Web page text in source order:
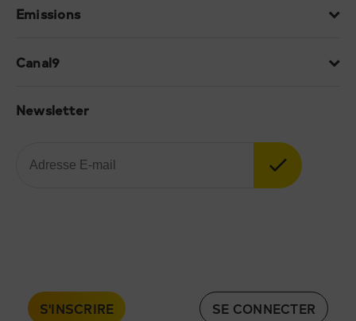
Emissions
Canal9
Newsletter
S'INSCRIRE SE CONNECTER